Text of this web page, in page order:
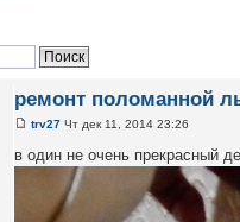
ремонт поломанной
trv27 Чт дек 11, 2014 23:26
в один не очень прекрасный